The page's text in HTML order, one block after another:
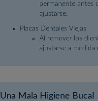
permanente antes
ajustarse.
Placas Dentales Viejas
Al remover los
ajustarse a medida
Una Mala Higiene Bucal